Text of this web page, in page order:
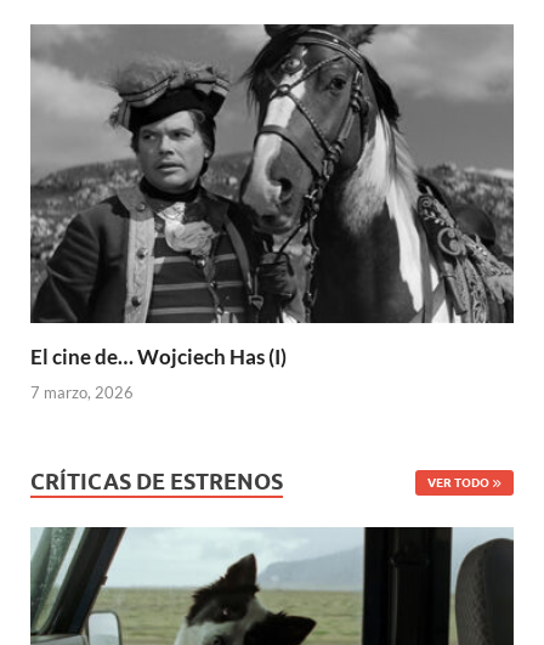
El cine de… Wojciech Has (I)
7 marzo, 2026
CRÍTICAS DE ESTRENOS VER TODO